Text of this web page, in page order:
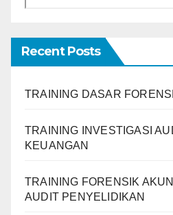
Recent Posts
TRAINING DASAR
TRAINING INVESTIGASI
KEUANGAN
TRAINING FORENSIK
AUDIT PENYELIDIKAN